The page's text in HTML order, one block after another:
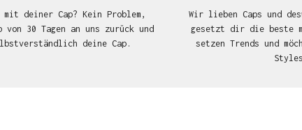
deiner Cap? Kein Problem,
von 30 Tagen an uns zurück und
deine Cap.
Wir lieben Caps und
gesetzt dir die beste
setzen Trends und